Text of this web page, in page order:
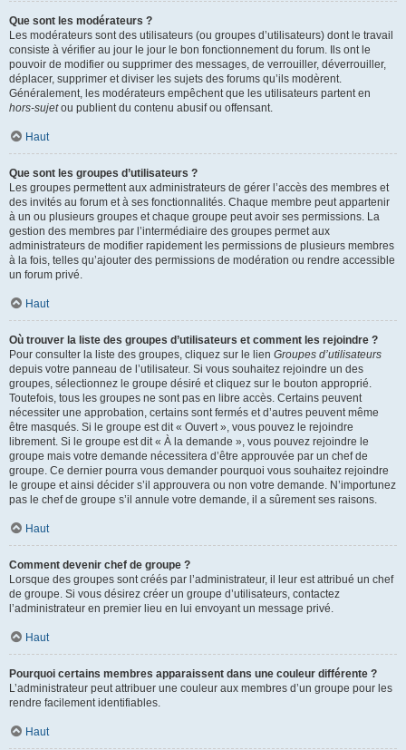
Que sont les modérateurs ?
Les modérateurs sont des utilisateurs (ou groupes d’utilisateurs) dont le travail
consiste à vérifier au jour le jour le bon fonctionnement du forum. Ils ont le
pouvoir de modifier ou supprimer des messages, de verrouiller, déverrouiller,
déplacer, supprimer et diviser les sujets des forums qu’ils modèrent.
Généralement, les modérateurs empêchent que les utilisateurs partent en
hors-sujetou publient du contenu abusif ou offensant.
Haut
Que sont les groupes d’utilisateurs ?
Les groupes permettent aux administrateurs de gérer l’accès des membres et
des invités au forum et à ses fonctionnalités. Chaque membre peut appartenir
à un ou plusieurs groupes et chaque groupe peut avoir ses permissions. La
gestion des membres par l’intermédiaire des groupes permet aux
administrateurs de modifier rapidement les permissions de plusieurs membres
à la fois, telles qu’ajouter des permissions de modération ou rendre accessible
un forum privé.
Haut
Où trouver la liste des groupes d’utilisateurs et comment les rejoindre ?
Pour consulter la liste des groupes, cliquez sur le lien Groupes d’utilisateurs
depuis votre panneau de l’utilisateur. Si vous souhaitez rejoindre un des
groupes, sélectionnez le groupe désiré et cliquez sur le bouton approprié.
Toutefois, tous les groupes ne sont pas en libre accès. Certains peuvent
nécessiter une approbation, certains sont fermés et d’autres peuvent même
être masqués. Si le groupe est dit « Ouvert », vous pouvez le rejoindre
librement. Si le groupe est dit « À la demande », vous pouvez rejoindre le
groupe mais votre demande nécessitera d’être approuvée par un chef de
groupe. Ce dernier pourra vous demander pourquoi vous souhaitez rejoindre
le groupe et ainsi décider s’il approuvera ou non votre demande. N’importunez
pas le chef de groupe s’il annule votre demande, il a sûrement ses raisons.
Haut
Comment devenir chef de groupe ?
Lorsque des groupes sont créés par l’administrateur, il leur est attribué un chef
de groupe. Si vous désirez créer un groupe d’utilisateurs, contactez
l’administrateur en premier lieu en lui envoyant un message privé.
Haut
Pourquoi certains membres apparaissent dans une couleur différente ?
L’administrateur peut attribuer une couleur aux membres d’un groupe pour les
rendre facilement identifiables.
Haut